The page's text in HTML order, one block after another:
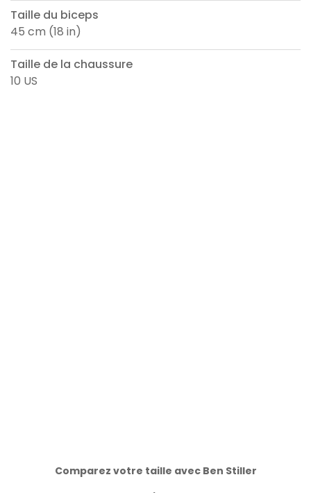
Taille du biceps
45 cm (18 in)
Taille de la chaussure
10 US
Comparez votre taille avec Ben Stiller